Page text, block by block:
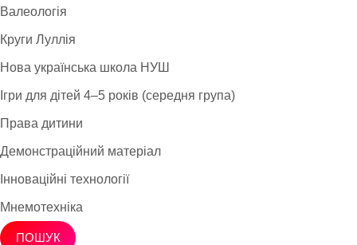
Валеологія
Круги Луллія
Нова українська школа НУШ
Ігри для дітей 4–5 років (середня група)
Права дитини
Демонстраційний матеріал
Інноваційні технології
Мнемотехніка
ПОШУК